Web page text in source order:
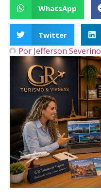
WhatsApp
Twitter
Por Jefferson Severino